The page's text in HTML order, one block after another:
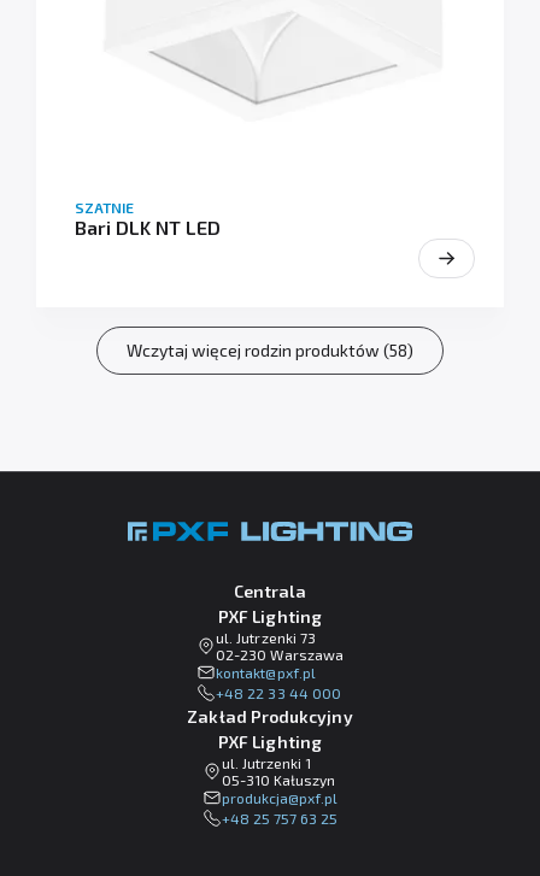
SZATNIE
Bari DLK NT LED
Wczytaj więcej rodzin produktów (58)
Centrala
PXF Lighting
ul. Jutrzenki 73
02-230 Warszawa
lp.fxp@tkatnok
+48 22 33 44 000
Zakład Produkcyjny
PXF Lighting
ul. Jutrzenki 1
05-310 Kałuszyn
lp.fxp@ajckudorp
+48 25 757 63 25